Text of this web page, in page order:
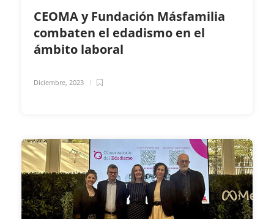
CEOMA y Fundación Másfamilia
combaten el edadismo en el
ámbito laboral
Diciembre, 2023